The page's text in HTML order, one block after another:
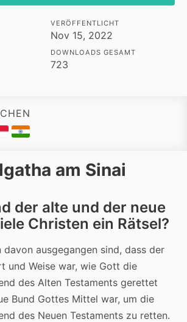
VERÖFFENTLICHT
Nov 15, 2022
DOWNLOADS GESAMT
723
am Sinai
der alte und der neue
Christen ein Rätsel?
davon ausgegangen sind, dass der
und Weise war, wie Gott die
des Alten Testaments gerettet
Bund Gottes Mittel war, um die
des Neuen Testaments zu retten.